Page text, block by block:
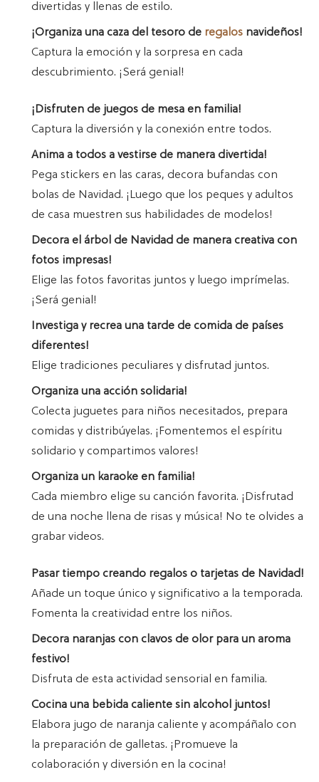
divertidas y llenas de estilo.
¡Organiza una caza del tesoro de regalos navideños!
Captura la emoción y la sorpresa en cada
descubrimiento. ¡Será genial!
¡Disfruten de juegos de mesa en familia!
Captura la diversión y la conexión entre todos.
Anima a todos a vestirse de manera divertida!
Pega stickers en las caras, decora bufandas con
bolas de Navidad. ¡Luego que los peques y adultos
de casa muestren sus habilidades de modelos!
Decora el árbol de Navidad de manera creativa con
fotos impresas!
Elige las fotos favoritas juntos y luego imprímelas.
¡Será genial!
Investiga y recrea una tarde de comida de países
diferentes!
Elige tradiciones peculiares y disfrutad juntos.
Organiza una acción solidaria!
Colecta juguetes para niños necesitados, prepara
comidas y distribúyelas. ¡Fomentemos el espíritu
solidario y compartimos valores!
Organiza un karaoke en familia!
Cada miembro elige su canción favorita. ¡Disfrutad
de una noche llena de risas y música! No te olvides a
grabar videos.
Pasar tiempo creando regalos o tarjetas de Navidad!
Añade un toque único y significativo a la temporada.
Fomenta la creatividad entre los niños.
Decora naranjas con clavos de olor para un aroma
festivo!
Disfruta de esta actividad sensorial en familia.
Cocina una bebida caliente sin alcohol juntos!
Elabora jugo de naranja caliente y acompáñalo con
la preparación de galletas. ¡Promueve la
colaboración y diversión en la cocina!